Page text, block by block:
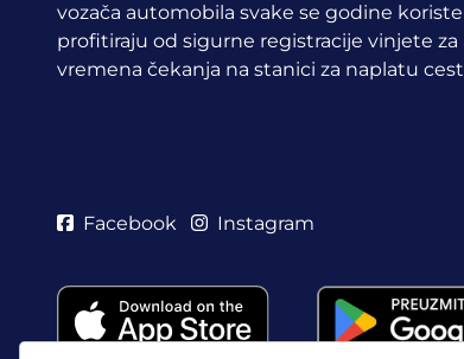
vozača automobila svake se godine
profitiraju od sigurne registracije vinjete
vremena čekanja na stanici za naplatu
Facebook Instagram